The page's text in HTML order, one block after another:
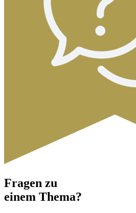
Fragen zu
einem Thema?